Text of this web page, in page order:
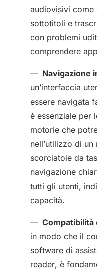
audiovisivi
sottotitoli e
con problemi
comprendere
Navigazione
un’interfaccia
essere navigata
è essenziale per
motorie che
nell’utilizzo di
scorciatoie da
navigazione
tutti gli utenti,
capacità.
Compatibilità
in modo che il
software di
reader, è